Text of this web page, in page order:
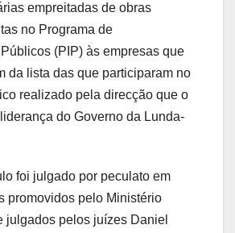
empreitadas de obras
no Programa de
Públicos (PIP) às empresas que
da lista das que participaram no
realizado pela direcção que o
do Governo da Lunda-
foi julgado por peculato em
promovidos pelo Ministério
julgados pelos juízes Daniel